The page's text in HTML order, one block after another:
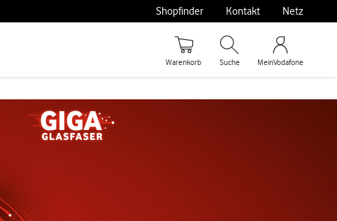
Shopfinder Kontakt Netz
Warenkorb Suche MeinVodafone